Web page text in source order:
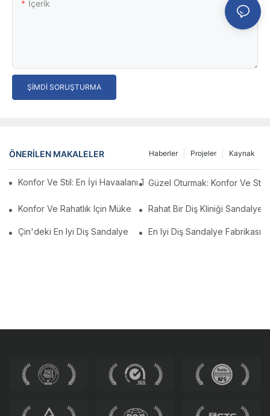
Içerik
ŞIMDI SORUŞTURMA
ÖNERILEN MAKALELER Kaynak
Projeler
Haberler
Konfor Ve Stil: En İyi Havaalanı Terminal Sandalyelerinin
Güzel Oturmak: Konfor Ve Stil
Konfor Ve Rahatlık Için Mükemmel Havaalanı Terminal
Rahat Bir Diş Kliniği
Çin'deki En Iyi Diş Sandalye Üreticileri: Yenilikler Ve Kalite
En Iyi Diş Sandalye